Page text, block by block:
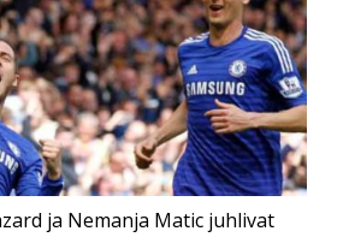
ja Nemanja Matic juhlivat